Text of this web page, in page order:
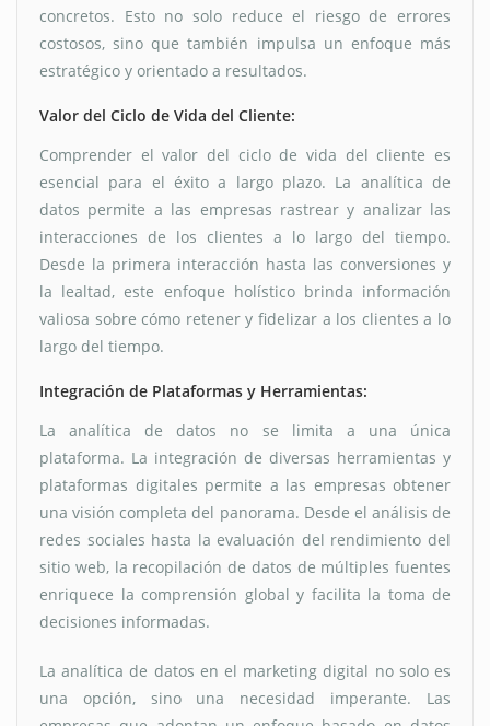
concretos. Esto no solo reduce el riesgo de errores
costosos, sino que también impulsa un enfoque más
estratégico y orientado a resultados.
Valor del Ciclo de Vida del Cliente:
Comprender el valor del ciclo de vida del cliente es
esencial para el éxito a largo plazo. La analítica de
datos permite a las empresas rastrear y analizar las
interacciones de los clientes a lo largo del tiempo.
Desde la primera interacción hasta las conversiones y
la lealtad, este enfoque holístico brinda información
valiosa sobre cómo retener y fidelizar a los clientes a lo
largo del tiempo.
Integración de Plataformas y Herramientas:
La analítica de datos no se limita a una única
plataforma. La integración de diversas herramientas y
plataformas digitales permite a las empresas obtener
una visión completa del panorama. Desde el análisis de
redes sociales hasta la evaluación del rendimiento del
sitio web, la recopilación de datos de múltiples fuentes
enriquece la comprensión global y facilita la toma de
decisiones informadas.
La analítica de datos en el marketing digital no solo es
una opción, sino una necesidad imperante. Las